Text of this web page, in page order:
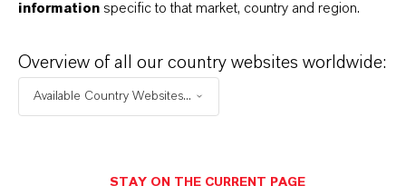
information specific to that market, country and region.
Overview of all our country websites worldwide:
Available Country Websites...
STAY ON THE CURRENT PAGE